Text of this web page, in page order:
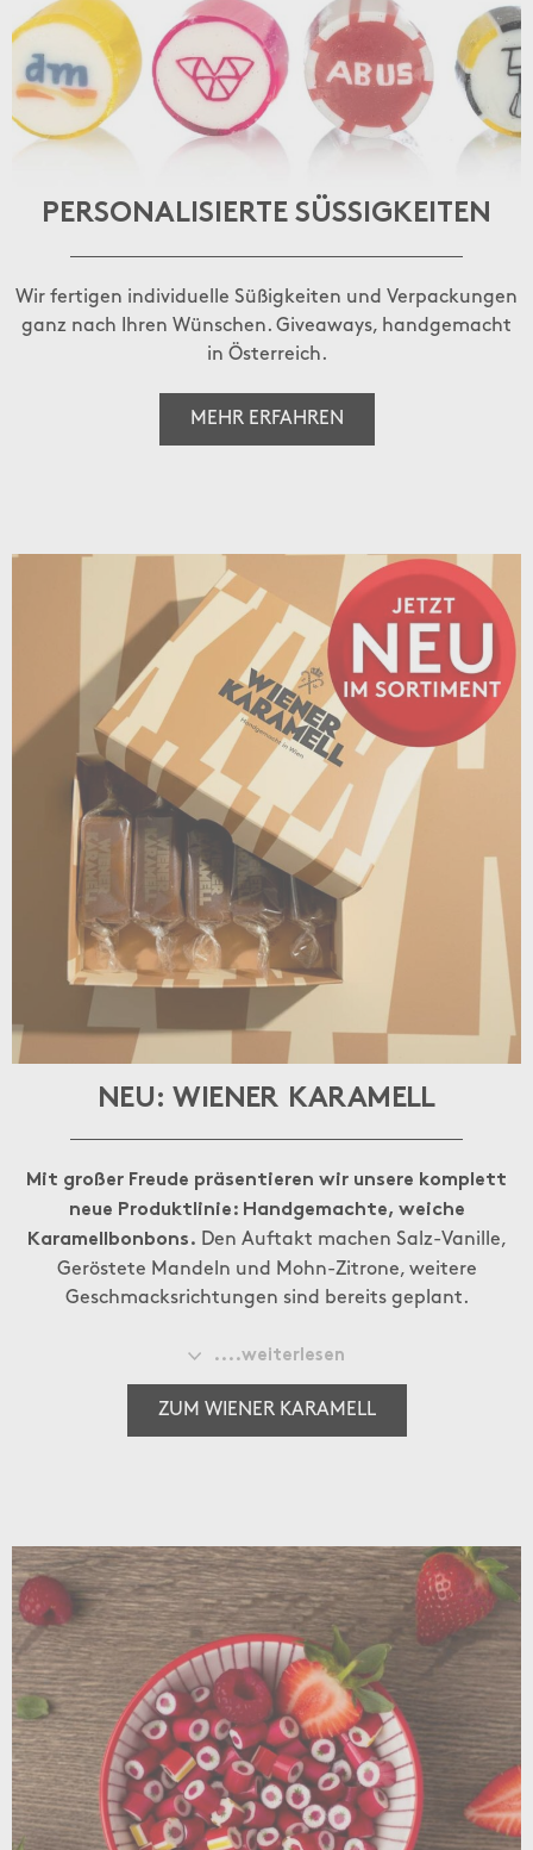
PERSONALISIERTE SÜSSIGKEITEN
Wir fertigen individuelle Süßigkeiten und Verpackungen
ganz nach Ihren Wünschen. Giveaways, handgemacht
in Österreich.
MEHR ERFAHREN
NEU: WIENER KARAMELL
Mit großer Freude präsentieren wir unsere komplett
neue Produktlinie: Handgemachte, weiche
Karamellbonbons. Den Auftakt machen Salz-Vanille,
Geröstete Mandeln und Mohn-Zitrone, weitere
Geschmacksrichtungen sind bereits geplant.
Gefertigt werden unsere Karamell in unserer neuen
Manufaktur im Herzen Wiens, in der Herrengasse. Hier
verbinden wir traditionelle Handwerkskunst mit besten
Zutaten: Premium-Sahne aus Salzburg, Heumilchbutter
Ein ganz besonderes Highlight ist unsere über 70 Jahre
alte Verpackungsmaschine, unsere Rose Forgrove 22B,
die direkt vor Ort im Einsatz ist. Besucherinnen und
Besucher können täglich live miterleben, wie unsere
Karamell entstehen und mit viel Sorgfalt verpackt
werden.
....weiterlesen
ZUM WIENER KARAMELL